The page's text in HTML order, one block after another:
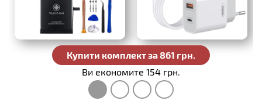
Купити комплект за 861 грн.
Ви економите 154 грн.